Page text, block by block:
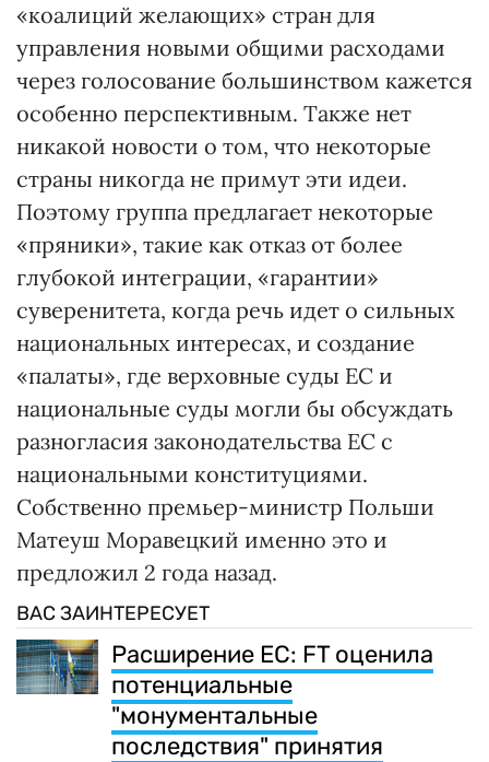
«коалиций желающих» стран для
управления новыми общими расходами
через голосование большинством кажется
особенно перспективным. Также нет
никакой новости о том, что некоторые
страны никогда не примут эти идеи.
Поэтому группа предлагает некоторые
«пряники», такие как отказ от более
глубокой интеграции, «гарантии»
суверенитета, когда речь идет о сильных
национальных интересах, и создание
«палаты», где верховные суды ЕС и
национальные суды могли бы обсуждать
разногласия законодательства ЕС с
национальными конституциями.
Собственно премьер-министр Польши
Матеуш Моравецкий именно это и
предложил 2 года назад.
ВАС ЗАИНТЕРЕСУЕТ
Расширение ЕС: FT оценила
потенциальные
"монументальные
последствия" принятия